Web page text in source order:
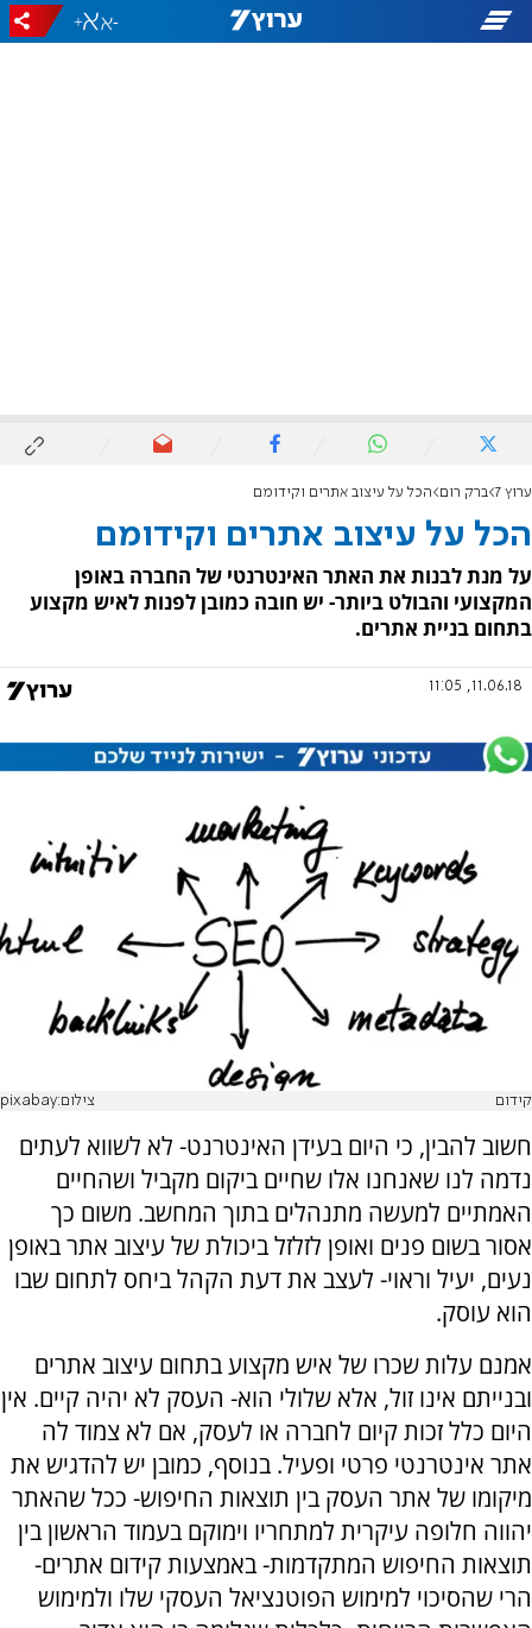
-
+
ערוץ 7 ברק רום הכל על עיצוב אתרים וקידומם
הכל על עיצוב אתרים וקידומם
על מנת לבנות את האתר האינטרנטי של החברה באופן
המקצועי והבולט ביותר- יש חובה כמובן לפנות לאיש מקצוע
בתחום בניית אתרים.
11.06.18, 11:05
קידום צילום:pixabay
חשוב להבין, כי היום בעידן האינטרנט- לא לשווא לעתים
נדמה לנו שאנחנו אלו שחיים ביקום מקביל ושהחיים
האמתיים למעשה מתנהלים בתוך המחשב. משום כך
אסור בשום פנים ואופן לזלזל ביכולת של עיצוב אתר באופן
נעים, יעיל וראוי- לעצב את דעת הקהל ביחס לתחום שבו
הוא עוסק.
אמנם עלות שכרו של איש מקצוע בתחום עיצוב אתרים
ובנייתם אינו זול, אלא שלולי הוא- העסק לא יהיה קיים. אין
היום כלל זכות קיום לחברה או לעסק, אם לא צמוד לה
אתר אינטרנטי פרטי ופעיל. בנוסף, כמובן יש להדגיש את
מיקומו של אתר העסק בין תוצאות החיפוש- ככל שהאתר
יהווה חלופה עיקרית למתחריו וימוקם בעמוד הראשון בין
תוצאות החיפוש המתקדמות- באמצעות קידום אתרים-
הרי שהסיכוי למימוש הפוטנציאל העסקי שלו ולמימוש